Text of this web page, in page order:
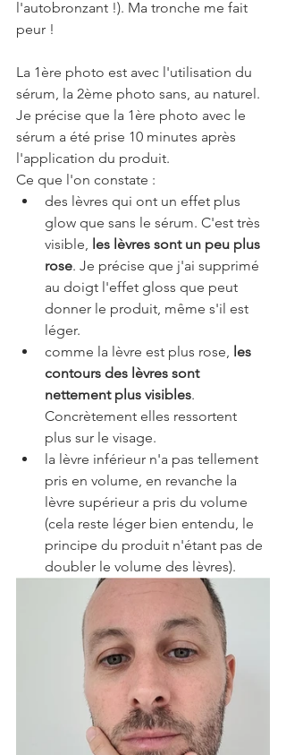
l'autobronzant !). Ma tronche me fait
peur !
La 1ère photo est avec l'utilisation du
sérum, la 2ème photo sans, au naturel.
Je précise que la 1ère photo avec le
sérum a été prise 10 minutes après
l'application du produit.
Ce que l'on constate :
des lèvres qui ont un effet plus
glow que sans le sérum. C'est très
visible, les lèvres sont un peu plus
rose. Je précise que j'ai supprimé
au doigt l'effet gloss que peut
donner le produit, même s'il est
léger.
comme la lèvre est plus rose, les
contours des lèvres sont
nettement plus visibles.
Concrètement elles ressortent
plus sur le visage.
la lèvre inférieur n'a pas tellement
pris en volume, en revanche la
lèvre supérieur a pris du volume
(cela reste léger bien entendu, le
principe du produit n'étant pas de
doubler le volume des lèvres).